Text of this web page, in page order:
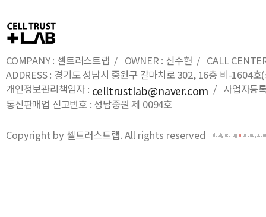
COMPANY : 셀트러스트랩 / OWNER : 신수현 / CALL
ADDRESS : 경기도 성남시 중원구 갈마치로 302, 16층 비-1604
개인정보관리책임자 : celltrustlab@naver.com / 사업자등
통신판매업 신고번호 : 성남중원 제 0094호
Copyright by 셀트러스트랩. All rights reserved